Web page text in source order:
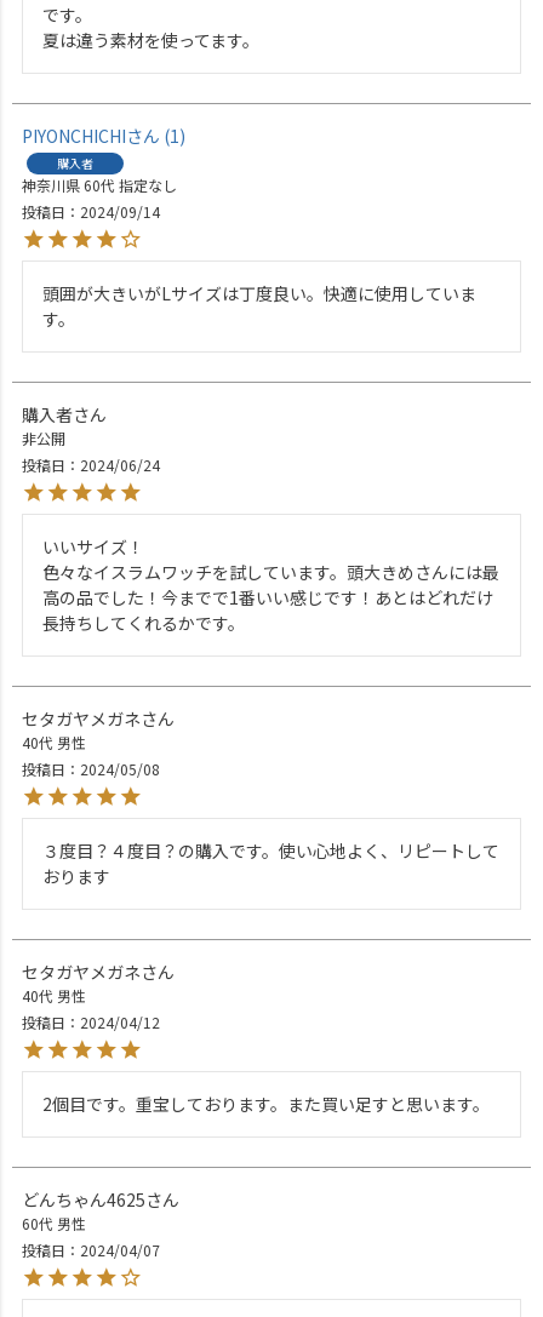
です。
夏は違う素材を使ってます。
PIYONCHICHI 1
購入者
神奈川県60代 指定なし
投稿日
2024/09/14
頭囲が大きいがLサイズは丁度良い。快適に使用していま
す。
購入者
非公開
投稿日
2024/06/24
いいサイズ！
色々なイスラムワッチを試しています。頭大きめさんには最
高の品でした！今までで1番いい感じです！あとはどれだけ
長持ちしてくれるかです。
セタガヤメガネ
40代 男性
投稿日
2024/05/08
３度目？４度目？の購入です。使い心地よく、リピートして
おります
セタガヤメガネ
40代 男性
投稿日
2024/04/12
2個目です。重宝しております。また買い足すと思います。
どんちゃん4625
60代 男性
投稿日
2024/04/07